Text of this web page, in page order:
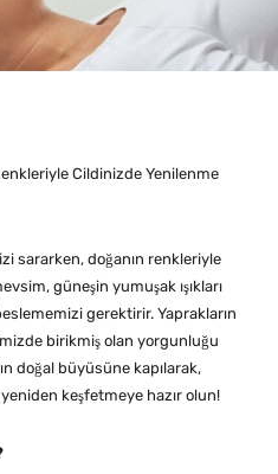
Cildinizde Yenilenme
sararken, doğanın renkleriyle
güneşin yumuşak ışıkları
gerektirir. Yaprakların
birikmiş olan yorgunluğu
doğal büyüsüne kapılarak,
yeniden keşfetmeye hazır olun!